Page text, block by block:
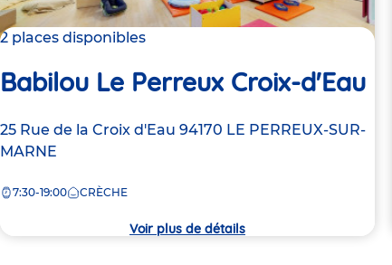
2 places disponibles
Babilou Le Perreux Croix-d'Eau
Adresse
de
crèche
25 Rue de la Croix d'Eau 94170 LE PERREUX-SUR-
MARNE
7:30-19:00 CRÈCHE
Voir plus de détails